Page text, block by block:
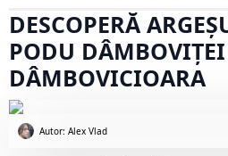
DESCOPERĂ
PODU
DÂMBOVICIOARA
Autor: Alex Vlad